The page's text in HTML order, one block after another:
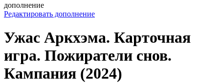
дополнение
Редактировать дополнение
Ужас Аркхэма. Карточная
игра. Пожиратели снов.
Кампания (2024)